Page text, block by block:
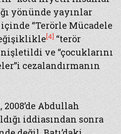
yönünde yayınlar
“Terörle Mücadele
[4] “terör
ve “çocuklarını
cezalandırmanın
Abdullah
iddiasından sonra